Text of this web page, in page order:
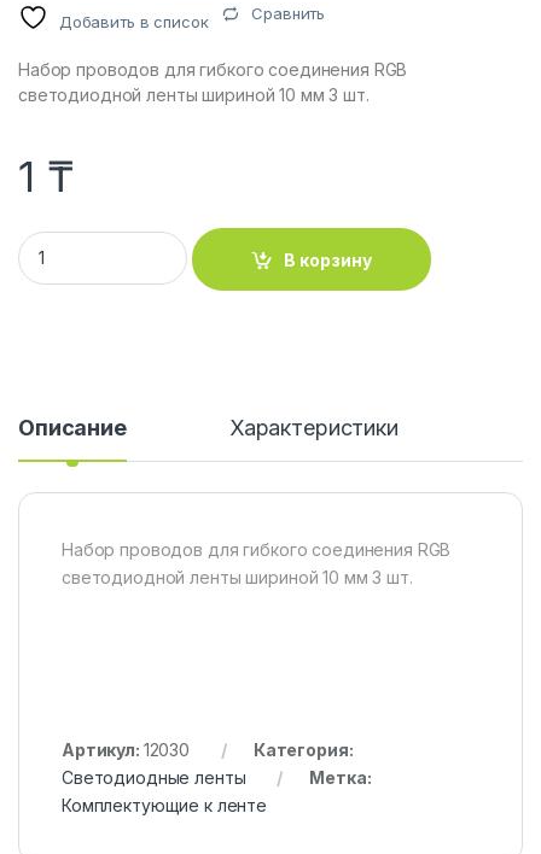
Добавить в список Сравнить
Набор проводов для гибкого соединения RGB
светодиодной ленты шириной 10 мм 3 шт.
1 ₸
Набор проводов для гибкого соединения RGB
В корзину
Описание Характеристики
Набор проводов для гибкого соединения RGB
светодиодной ленты шириной 10 мм 3 шт.
Артикул: 12030
Категория:
Светодиодные ленты
Метка:
Комплектующие к ленте